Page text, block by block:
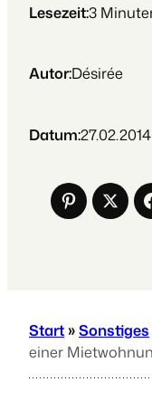
Lesezeit:3
Autor:Désirée
Datum:27.02.2014
Start»Sonstiges
einer